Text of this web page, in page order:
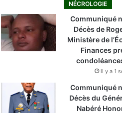
NÉCROLOGIE
Communiqué
Décès de
Ministère de
Finances
il y a 1
Communiqué
Décès du
Nabéré